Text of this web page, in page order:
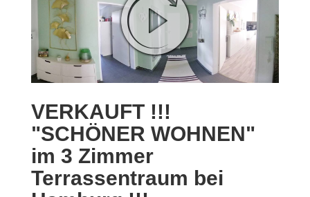
VERKAUFT !!!
"SCHÖNER WOHNEN"
im 3 Zimmer
Terrassentraum bei